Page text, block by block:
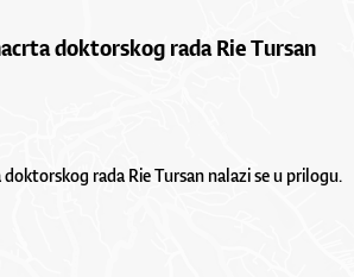
doktorskog rada Rie Tursan
rada Rie Tursan nalazi se u prilogu.